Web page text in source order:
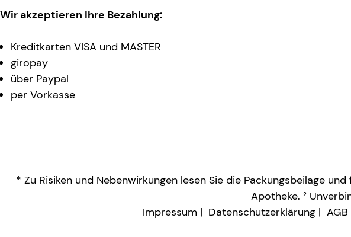
Wir akzeptieren Ihre Bezahlung:
Kreditkarten VISA und MASTER
giropay
über Paypal
per Vorkasse
* Zu Risiken und Nebenwirkungen lesen Sie die Packungsbeilage
Apotheke. ²
Impressum
Datenschutzerklärung AGB